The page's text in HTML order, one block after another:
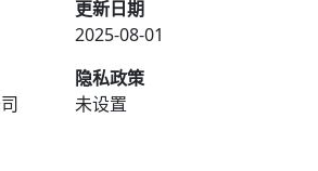
更新日期
2025-08-01
隐私政策
未设置